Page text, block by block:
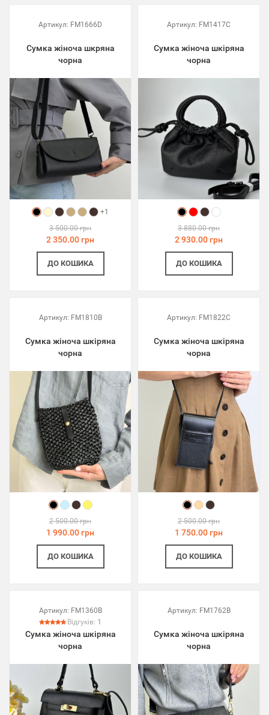
Артикул: FM1666D
Сумка жіноча шкряна
чорна
+1
3 500.00 грн
2 350.00 грн
ДО КОШИКА
Артикул: FM1417C
Сумка жіноча шкіряна
чорна
3 880.00 грн
2 930.00 грн
ДО КОШИКА
Артикул: FM1810B
Сумка жіноча шкіряна
чорна
2 500.00 грн
1 990.00 грн
ДО КОШИКА
Артикул: FM1822C
Сумка жіноча шкіряна
чорна
2 500.00 грн
1 750.00 грн
ДО КОШИКА
Артикул: FM1360B
Відгуків: 1
Сумка жіноча шкіряна
чорна
Артикул: FM1762B
Сумка жіноча шкіряна
чорна